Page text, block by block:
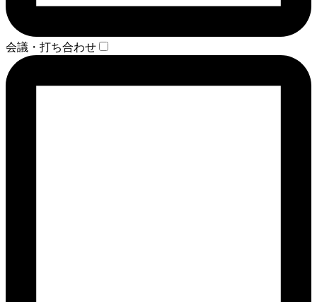
会議・打ち合わせ